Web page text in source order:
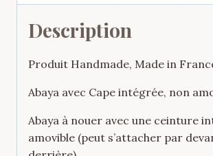
Description
Produit Handmade, Made in
Abaya avec Cape intégrée, non
Abaya à nouer avec une ceinture
amovible (peut s’attacher par